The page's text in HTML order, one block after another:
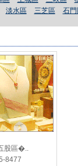
淡水區 三芝區 石門
股區�..
8477